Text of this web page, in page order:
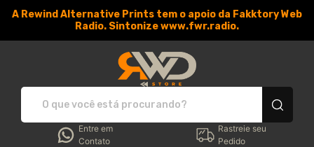
A Rewind Alternative Prints tem o apoio da Fakktory Web
Radio. Sintonize www.fwr.radio.
RWD Store - Camisetas
Entre em
Contato
Rastreie seu
Pedido